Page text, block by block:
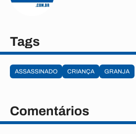
Tags
ASSASSINADO CRIANÇA GRANJA
Comentários